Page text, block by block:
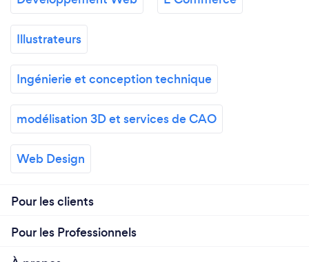
Illustrateurs
Ingénierie et conception technique
modélisation 3D et services de CAO
Web Design
Pour les clients
Pour les Professionnels